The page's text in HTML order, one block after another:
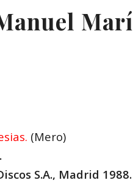
(Mero)
S.A., Madrid 1988.